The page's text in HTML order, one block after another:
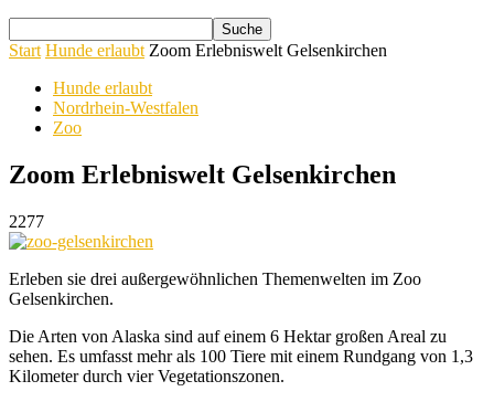
Start Hunde erlaubt Zoom Erlebniswelt Gelsenkirchen
Hunde erlaubt
Nordrhein-Westfalen
Zoo
Zoom Erlebniswelt Gelsenkirchen
2277
Erleben sie drei außergewöhnlichen Themenwelten im Zoo
Gelsenkirchen.
Die Arten von Alaska sind auf einem 6 Hektar großen Areal zu
sehen. Es umfasst mehr als 100 Tiere mit einem Rundgang von 1,3
Kilometer durch vier Vegetationszonen.